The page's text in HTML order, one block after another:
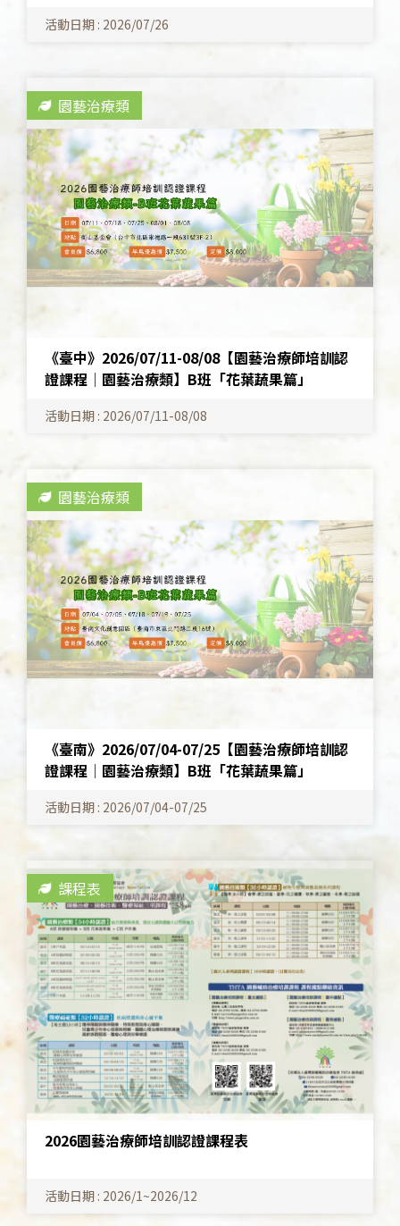
活動日期 : 2026/07/26
園藝治療類
《臺中》2026/07/11-08/08【園藝治療師培訓認
證課程│園藝治療類】B班「花葉蔬果篇」
活動日期 : 2026/07/11-08/08
園藝治療類
《臺南》2026/07/04-07/25【園藝治療師培訓認
證課程│園藝治療類】B班「花葉蔬果篇」
活動日期 : 2026/07/04-07/25
課程表
2026園藝治療師培訓認證課程表
活動日期 : 2026/1~2026/12